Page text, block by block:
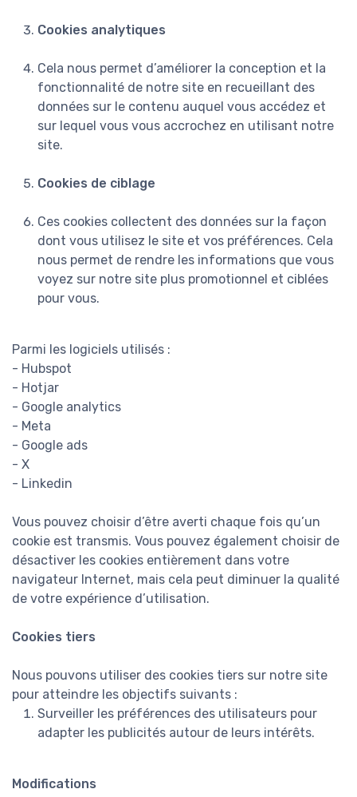
Cookies analytiques
Cela nous permet d’améliorer la conception et la
fonctionnalité de notre site en recueillant des
données sur le contenu auquel vous accédez et
sur lequel vous vous accrochez en utilisant notre
site.
Cookies de ciblage
Ces cookies collectent des données sur la façon
dont vous utilisez le site et vos préférences. Cela
nous permet de rendre les informations que vous
voyez sur notre site plus promotionnel et ciblées
pour vous.
Parmi les logiciels utilisés :
- Hubspot
- Hotjar
- Google analytics
- Meta
- Google ads
- X
- Linkedin
Vous pouvez choisir d’être averti chaque fois qu’un
cookie est transmis. Vous pouvez également choisir de
désactiver les cookies entièrement dans votre
navigateur Internet, mais cela peut diminuer la qualité
de votre expérience d’utilisation.
Cookies tiers
Nous pouvons utiliser des cookies tiers sur notre site
pour atteindre les objectifs suivants :
Surveiller les préférences des utilisateurs pour
adapter les publicités autour de leurs intérêts.
Modifications